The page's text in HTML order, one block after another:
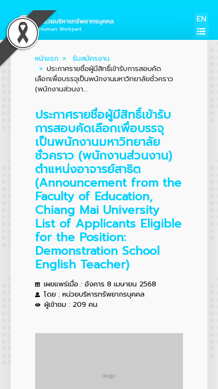
หน่วยบริหารทรัพยากรบุคคล
Human Workpart
EN
หน้าแรก
รับสมัครงาน
ประกาศรายชื่อผู้มีสิทธิ์เข้ารับการสอบคัด
เลือกเพื่อบรรจุเป็นพนักงานมหาวิทยาลัยชั่วคราว
(พนักงานส่วนงา...
ประกาศรายชื่อผู้มีสิทธิ์เข้ารับ
การสอบคัดเลือกเพื่อบรรจุ
เป็นพนักงานมหาวิทยาลัย
ชั่วคราว (พนักงานส่วนงาน)
ตำแหน่งอาจารย์สาธิต
(Announcement from the
Faculty of Education,
Chiang Mai University
List of Applicants Eligible
for the Position:
Demonstration School
English Teacher)
เผยแพร่เมื่อ : อังคาร 8 เมษายน 2568
โดย : หน่วยบริหารทรัพยากรบุคคล
ผู้เข้าชม : 209 คน